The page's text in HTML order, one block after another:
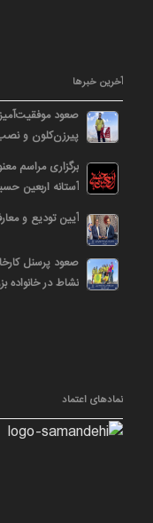
آخرین خبرها
صعود
پیرزن‌کلون و
برگزاری مراسم
آستانه اربعین
آیین تودیع و
صعود پرسنل
نشاط در
نمادهای اعتماد